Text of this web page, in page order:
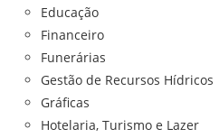
Educação
Financeiro
Funerárias
Gestão de Recursos Hídricos
Gráficas
Hotelaria, Turismo e Lazer